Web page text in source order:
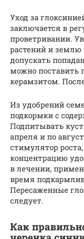
Уход за
заключается в
проветривании.
растений и землю
допускать
можно поставить
керамзитом.
Из удобрений
подкормки с
Подпитывать
апреля и по
стимулятор
концентрацию
в лечении,
время
Пересаженные
следует.
Как